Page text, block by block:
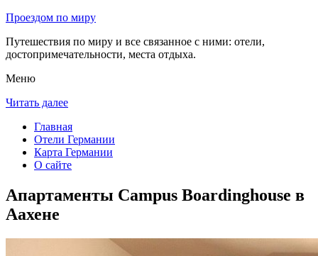
Проездом по миру
Путешествия по миру и все связанное с ними: отели,
достопримечательности, места отдыха.
Меню
Читать далее
Главная
Отели Германии
Карта Германии
О сайте
Апартаменты Campus Boardinghouse в
Аахене